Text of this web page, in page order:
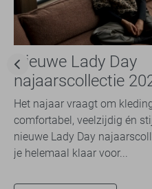
Nieuwe Lady Day
najaarscollectie
stijl en comfort in
travelkwaliteit
Het najaar vraagt om
comfortabel, veelzijdig én
nieuwe Lady Day
je helemaal klaar voor...